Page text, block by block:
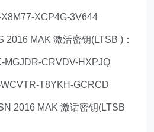
XCP4G-3V644
2016 MAK 激活密钥(LTSB )：
MGJDR-CRVDV-HXPJQ
T8YKH-GCRCD
2016 MAK 激话密钥(LTSB